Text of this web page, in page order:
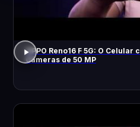
OPPO Reno16 F 5G: O Celular
Câmeras de 50 MP